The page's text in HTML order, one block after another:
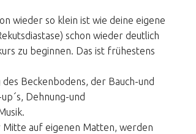
wieder so klein ist wie deine eigene
schon wieder deutlich
zu beginnen. Das ist frühestens
Beckenbodens, der Bauch-und
Dehnung-und
Mitte auf eigenen Matten, werden